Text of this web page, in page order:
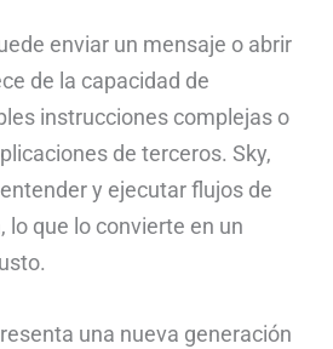
enviar un mensaje o abrir
de la capacidad de
instrucciones complejas o
de terceros. Sky,
y ejecutar flujos de
que lo convierte en un
una nueva generación